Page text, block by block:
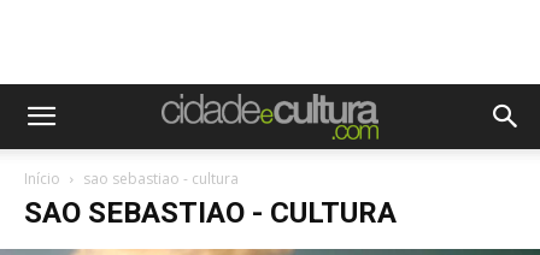
Início sao sebastiao - cultura
SAO SEBASTIAO - CULTURA